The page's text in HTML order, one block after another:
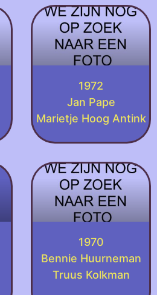
1972
Jan Pape
Marietje Hoog Antink
1970
Bennie Huurneman
Truus Kolkman